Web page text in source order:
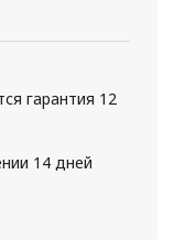
гарантия 12
14 дней